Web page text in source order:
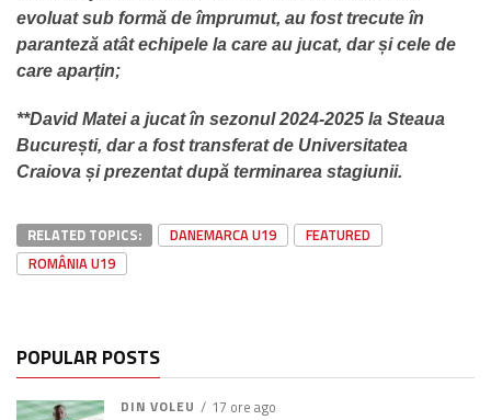
evoluat sub formă de împrumut, au fost trecute în
paranteză atât echipele la care au jucat, dar și cele de
care aparțin;
**David Matei a jucat în sezonul 2024-2025 la Steaua
București, dar a fost transferat de Universitatea
Craiova și prezentat după terminarea stagiunii.
RELATED TOPICS: DANEMARCA U19
FEATURED
ROMÂNIA U19
POPULAR POSTS
DIN VOLEU 17 ore ago